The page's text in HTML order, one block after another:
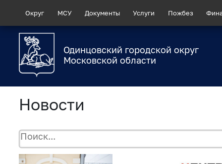
Округ МСУ Документы Услуги Пожбез
Одинцовский городской округ
Московской области
Новости